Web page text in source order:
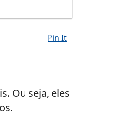
Pin It
Ou seja, eles